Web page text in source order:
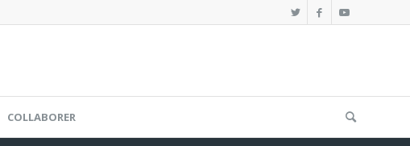
COLLABORER